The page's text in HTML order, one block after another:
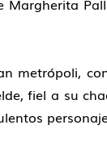
metrópoli,
fiel a su